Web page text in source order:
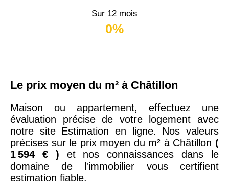
Sur 12 mois
0%
Le prix moyen du m² à Châtillon
Maison ou appartement, effectuez une
évaluation précise de votre logement avec
notre site Estimation en ligne. Nos valeurs
précises sur le prix moyen du m² à Châtillon (
1 594 € ) et nos connaissances dans le
domaine de l'immobilier vous certifient
estimation fiable.